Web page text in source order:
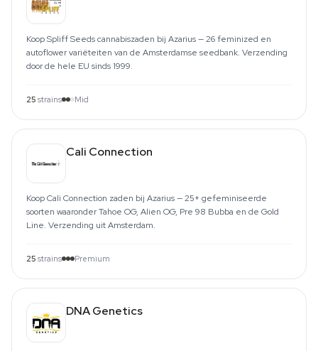
Koop Spliff Seeds cannabiszaden bij Azarius — 26 feminized en
autoflower variëteiten van de Amsterdamse seedbank. Verzending
door de hele EU sinds 1999.
25 strains Mid
Cali Connection
Koop Cali Connection zaden bij Azarius — 25+ gefeminiseerde
soorten waaronder Tahoe OG, Alien OG, Pre 98 Bubba en de Gold
Line. Verzending uit Amsterdam.
25 strains Premium
DNA Genetics